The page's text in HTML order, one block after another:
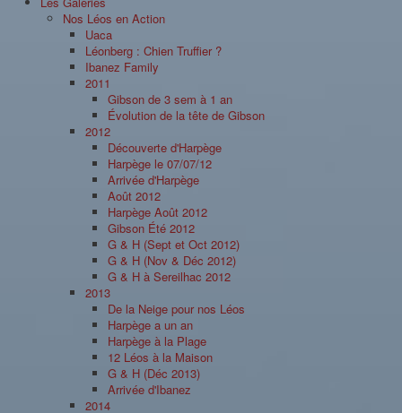
Nos Léos en Action
Uaca
Léonberg : Chien Truffier ?
Ibanez Family
2011
Gibson de 3 sem à 1 an
Évolution de la tête de Gibson
2012
Découverte d'Harpège
Harpège le 07/07/12
Arrivée d'Harpège
Août 2012
Harpège Août 2012
Gibson Été 2012
G & H (Sept et Oct 2012)
G & H (Nov & Déc 2012)
G & H à Sereilhac 2012
2013
De la Neige pour nos Léos
Harpège a un an
Harpège à la Plage
12 Léos à la Maison
G & H (Déc 2013)
Arrivée d'Ibanez
2014